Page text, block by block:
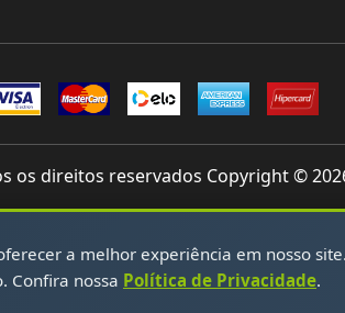
os direitos reservados Copyright ©
a melhor experiência em nosso
Confira nossa Política de Privacidade.